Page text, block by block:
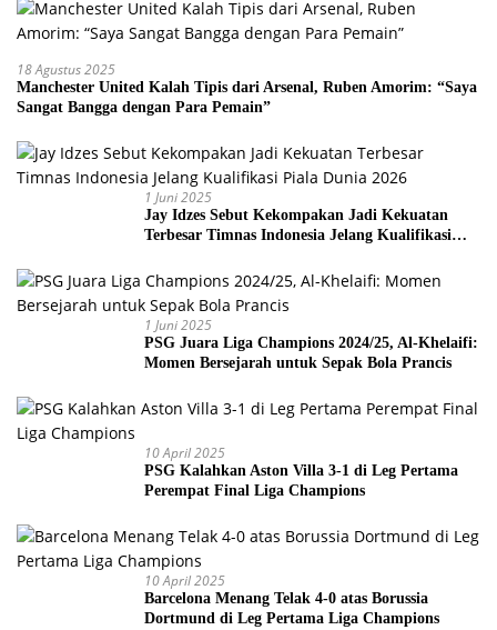
18 Agustus 2025
Manchester United Kalah Tipis dari Arsenal, Ruben Amorim: “Saya
Sangat Bangga dengan Para Pemain”
1 Juni 2025
Jay Idzes Sebut Kekompakan Jadi Kekuatan
Terbesar Timnas Indonesia Jelang Kualifikasi
1 Juni 2025
PSG Juara Liga Champions 2024/25, Al-Khelaifi:
Momen Bersejarah untuk Sepak Bola Prancis
10 April 2025
PSG Kalahkan Aston Villa 3-1 di Leg Pertama
Perempat Final Liga Champions
10 April 2025
Barcelona Menang Telak 4-0 atas Borussia
Dortmund di Leg Pertama Liga Champions